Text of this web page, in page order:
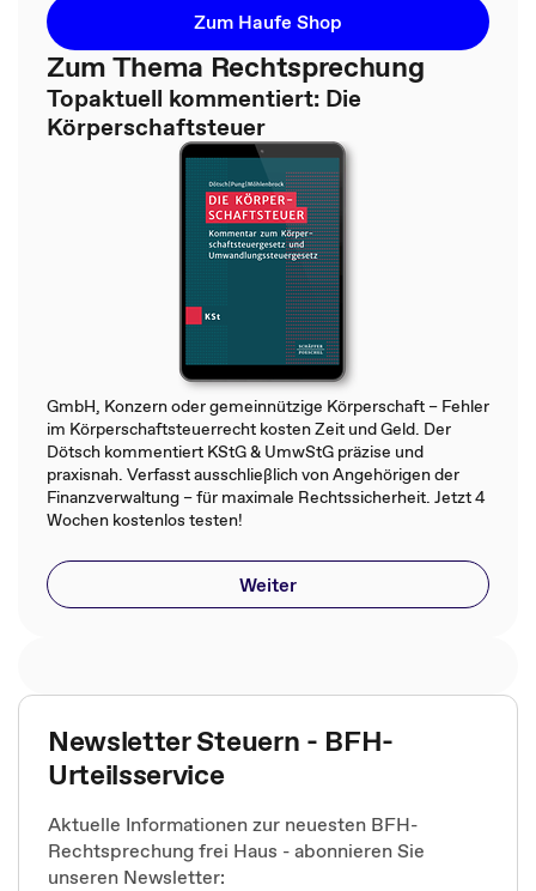
Zum Haufe Shop
Zum Thema Rechtsprechung
Topaktuell kommentiert: Die
Körperschaftsteuer
GmbH, Konzern oder gemeinnützige Körperschaft – Fehler
im Körperschaftsteuerrecht kosten Zeit und Geld. Der
Dötsch kommentiert KStG & UmwStG präzise und
praxisnah. Verfasst ausschließlich von Angehörigen der
Finanzverwaltung – für maximale Rechtssicherheit. Jetzt 4
Wochen kostenlos testen!
Weiter
Newsletter Steuern - BFH-
Urteilsservice
Aktuelle Informationen zur neuesten BFH-
Rechtsprechung frei Haus - abonnieren Sie
unseren Newsletter: